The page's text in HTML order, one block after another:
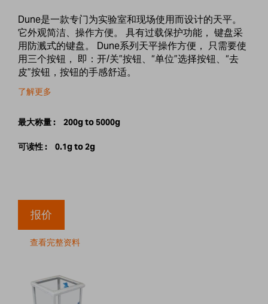
Dune是一款专门为实验室和现场使用而设计的天平。
它外观简洁、操作方便。 具有过载保护功能， 键盘采
用防溅式的键盘。 Dune系列天平操作方便， 只需要使
用三个按钮， 即：开/关”按钮、“单位”选择按钮、“去
皮”按钮，按钮的手感舒适。
了解更多
最大称量 : 200g to 5000g
可读性 : 0.1g to 2g
报价
查看完整资料